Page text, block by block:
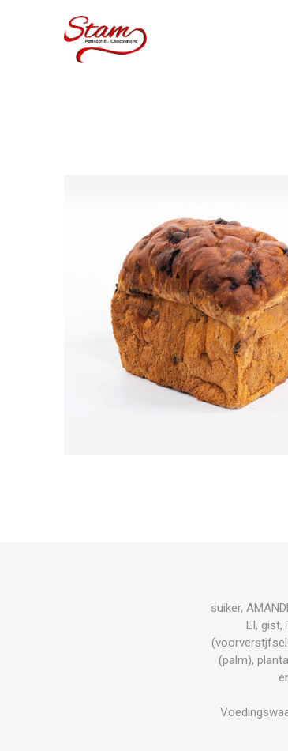
suiker,
EI, gist,
(palm),